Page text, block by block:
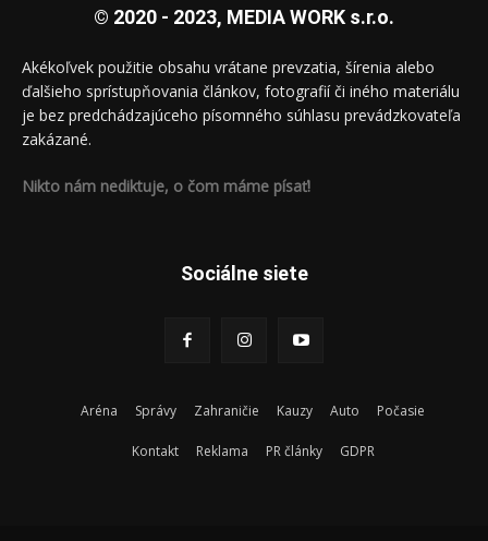
© 2020 - 2023, MEDIA WORK s.r.o.
Akékoľvek použitie obsahu vrátane prevzatia, šírenia alebo
ďalšieho sprístupňovania článkov, fotografií či iného materiálu
je bez predchádzajúceho písomného súhlasu prevádzkovateľa
zakázané.
Nikto nám nediktuje, o čom máme písať!
Sociálne siete
Aréna Správy Zahraničie Kauzy Auto Počasie
Kontakt Reklama PR články GDPR